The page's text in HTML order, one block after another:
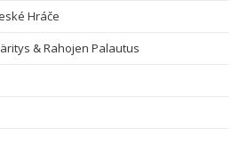
Hráče
& Rahojen Palautus